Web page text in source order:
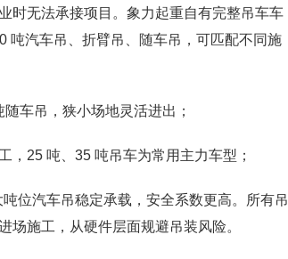
时无法承接项目。象力起重自有完整吊车车
吨汽车吊、折臂吊、随车吊，可匹配不同施
车吊，狭小场地灵活进出；
，25 吨、35 吨吊车为常用主力车型；
位汽车吊稳定承载，安全系数更高。所有吊
施工，从硬件层面规避吊装风险。